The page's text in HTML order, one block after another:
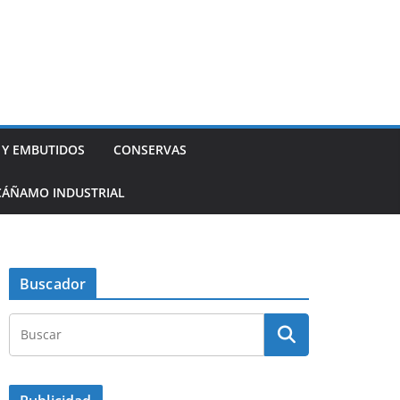
EMBUTIDOS CONSERVAS
INDUSTRIAL
Buscador